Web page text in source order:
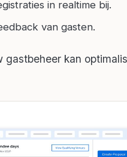
in realtime bij.
van gasten.
gastbeheer kan